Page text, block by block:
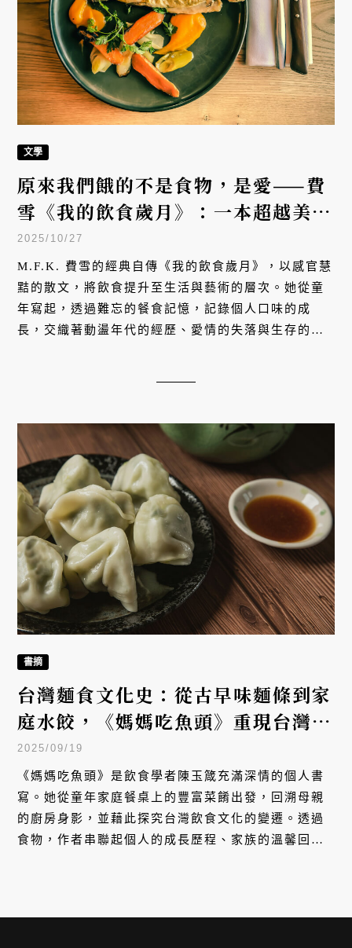
文學
原來我們餓的不是食物，是愛——費
雪《我的飲食歲月》：一本超越美食
書的人生之書
2025/10/27
M.F.K. 費雪的經典自傳《我的飲食歲月》，以感官慧
黠的散文，將飲食提升至生活與藝術的層次。她從童
年寫起，透過難忘的餐食記憶，記錄個人口味的成
長，交織著動盪年代的經歷、愛情的失落與生存的掙
書摘
台灣麵食文化史：從古早味麵條到家
庭水餃，《媽媽吃魚頭》重現台灣飲
食記憶
2025/09/19
《媽媽吃魚頭》是飲食學者陳玉箴充滿深情的個人書
寫。她從童年家庭餐桌上的豐富菜餚出發，回溯母親
的廚房身影，並藉此探究台灣飲食文化的變遷。透過
食物，作者串聯起個人的成長歷程、家族的溫馨回